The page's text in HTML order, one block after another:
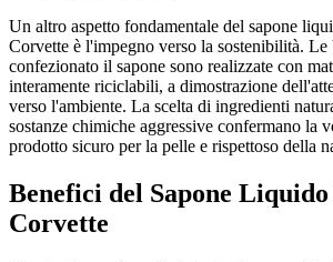
Un altro aspetto fondamentale del sapone
Corvette è l'impegno verso la sostenibilità.
confezionato il sapone sono realizzate con
interamente riciclabili, a dimostrazione
verso l'ambiente. La scelta di ingredienti
sostanze chimiche aggressive confermano la
prodotto sicuro per la pelle e rispettoso della
Benefici del Sapone
Corvette